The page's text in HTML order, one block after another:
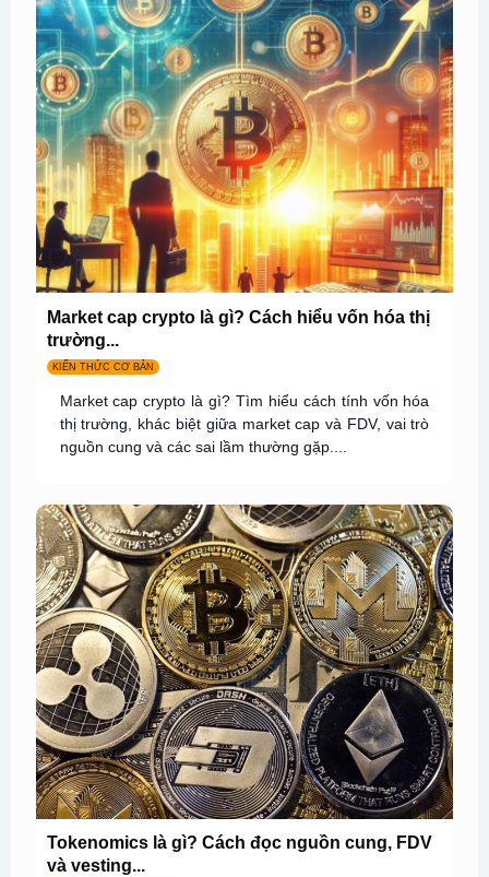
Market cap crypto là gì? Cách hiểu vốn hóa thị
trường...
KIẾN THỨC CƠ BẢN
Market cap crypto là gì? Tìm hiểu cách tính vốn hóa
thị trường, khác biệt giữa market cap và FDV, vai trò
nguồn cung và các sai lầm thường gặp....
Tokenomics là gì? Cách đọc nguồn cung, FDV
và vesting...